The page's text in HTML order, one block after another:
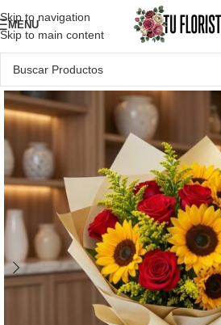
Skip to navigation
Skip to main content
MENU